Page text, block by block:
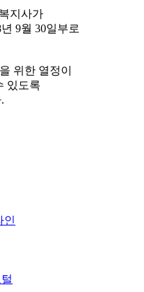
지사가
9월 30일부로
위한 열정이
있도록
인